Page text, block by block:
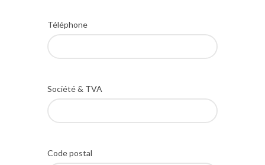
Téléphone
Société & TVA
Code postal